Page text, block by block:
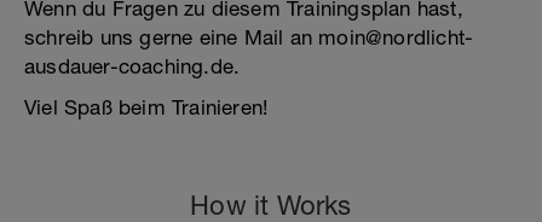
Wenn du Fragen zu diesem Trainingsplan hast,
schreib uns gerne eine Mail an moin@nordlicht-
ausdauer-coaching.de.
Viel Spaß beim Trainieren!
How it Works